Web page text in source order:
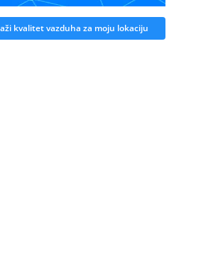
kvalitet vazduha za moju lokaciju